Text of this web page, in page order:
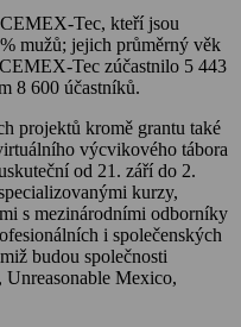
Tec, kteří jsou
mužů; jejich průměrný věk
Tec zúčastnilo 5 443
8 600 účastníků.
projektů kromě grantu také
výcvikového tábora
od 21. září do 2.
kurzy,
s mezinárodními odborníky
i společenských
budou společnosti
Unreasonable Mexico,